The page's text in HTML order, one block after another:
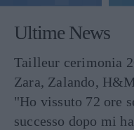
Ultime News
Tailleur cerimonia
Zara, Zalando,
"Ho vissuto 72 ore
successo dopo mi